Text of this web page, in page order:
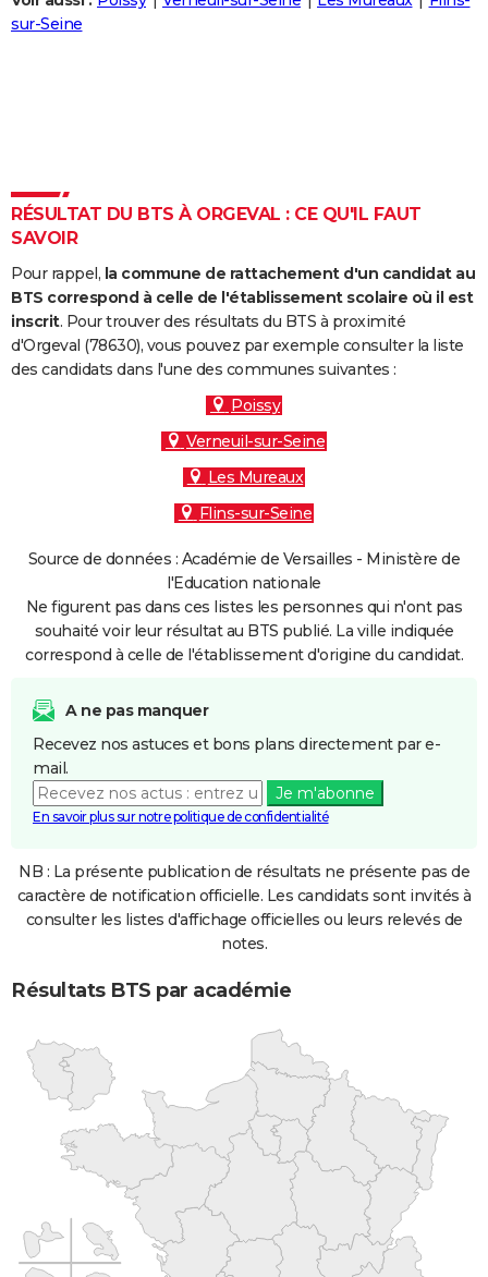
Destinations
City break
Voyage nature
Voyage de noces
Forum
Climat
+
PHOTO
Carte de Noël
Carte Bonne année
Carte Saint-Valentin
Carte Pâques
Carte d'anniversaire
DICTIONNAIRE
Dictionnaire
Biographies
Citations
Expressions
Proverbes
PROGRAMME TV
COPAINS D'AVANT
S'inscrire
Se connecter
Lycées
Collèges
Primaires
Universités
Entreprises
Service militaire
Avis de recherche
AVIS DE DÉCÈS
FORUM
sur-Seine
RÉSULTAT DU BTS À ORGEVAL : CE QU'IL FAUT
SAVOIR
Pour rappel, la commune de rattachement d'un candidat au
BTS correspond à celle de l'établissement scolaire où il est
inscrit. Pour trouver des résultats du BTS à proximité
d'Orgeval (78630), vous pouvez par exemple consulter la liste
des candidats dans l'une des communes suivantes :
Poissy
Verneuil-sur-Seine
Les Mureaux
Flins-sur-Seine
Source de données : Académie de Versailles - Ministère de
l'Education nationale
Ne figurent pas dans ces listes les personnes qui n'ont pas
souhaité voir leur résultat au BTS publié. La ville indiquée
correspond à celle de l'établissement d'origine du candidat.
A ne pas manquer
Recevez nos astuces et bons plans directement par e-
mail.
Je m'abonne
En savoir plus sur notre politique de confidentialité
NB : La présente publication de résultats ne présente pas de
caractère de notification officielle. Les candidats sont invités à
consulter les listes d'affichage officielles ou leurs relevés de
notes.
Résultats BTS par académie